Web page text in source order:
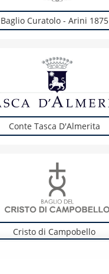
Baglio Curatolo - Arini 1875
Conte Tasca D'Almerita
Cristo di Campobello